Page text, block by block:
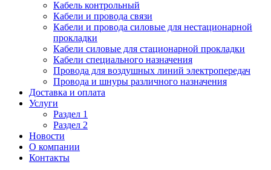
Кабель контрольный
Кабели и провода связи
Кабели и провода силовые для нестационарной
прокладки
Кабели силовые для стационарной прокладки
Кабели специального назначения
Провода для воздушных линий электропередач
Провода и шнуры различного назначения
Доставка и оплата
Услуги
Раздел 1
Раздел 2
Новости
О компании
Контакты